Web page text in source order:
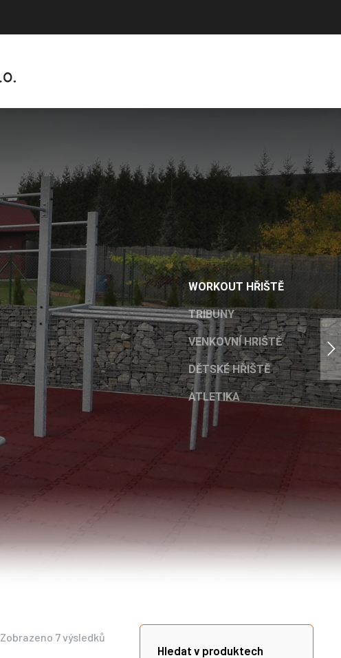
WORKOUT HŘIŠTĚ
TRIBUNY
VENKOVNÍ HRIŠTĚ
DĚTSKÉ HŘIŠTĚ
ATLETIKA
Zobrazeno 7 výsledků
Hledat v produktech